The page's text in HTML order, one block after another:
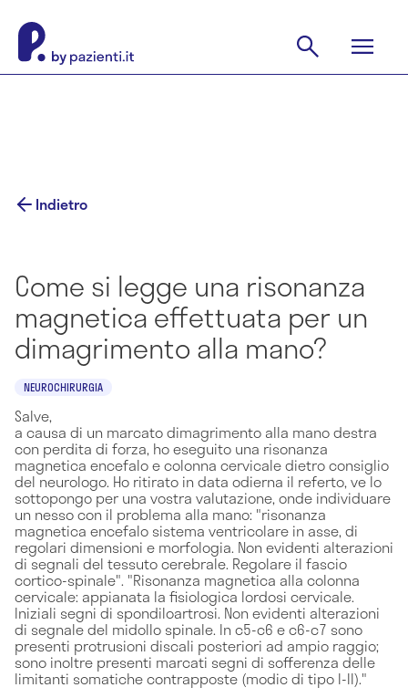
Indietro
Come si legge una risonanza
magnetica effettuata per un
dimagrimento alla mano?
NEUROCHIRURGIA
Salve,
a causa di un marcato dimagrimento alla mano destra
con perdita di forza, ho eseguito una risonanza
magnetica encefalo e colonna cervicale dietro consiglio
del neurologo. Ho ritirato in data odierna il referto, ve lo
sottopongo per una vostra valutazione, onde individuare
un nesso con il problema alla mano: "risonanza
magnetica encefalo sistema ventricolare in asse, di
regolari dimensioni e morfologia. Non evidenti alterazioni
di segnali del tessuto cerebrale. Regolare il fascio
cortico-spinale". "Risonanza magnetica alla colonna
cervicale: appianata la fisiologica lordosi cervicale.
Iniziali segni di spondiloartrosi. Non evidenti alterazioni
di segnale del midollo spinale. In c5-c6 e c6-c7 sono
presenti protrusioni discali posteriori ad ampio raggio;
sono inoltre presenti marcati segni di sofferenza delle
limitanti somatiche contrapposte (modic di tipo I-II)."